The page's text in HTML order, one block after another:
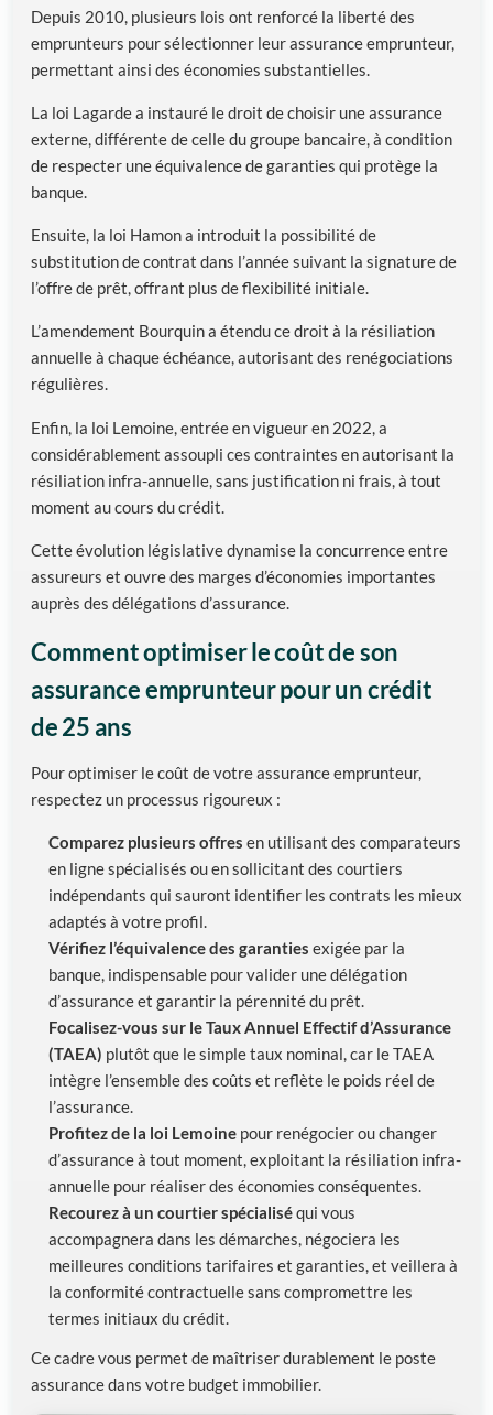
Depuis 2010, plusieurs lois ont renforcé la liberté des
emprunteurs pour sélectionner leur assurance emprunteur,
permettant ainsi des économies substantielles.
La loi Lagarde a instauré le droit de choisir une assurance
externe, différente de celle du groupe bancaire, à condition
de respecter une équivalence de garanties qui protège la
banque.
Ensuite, la loi Hamon a introduit la possibilité de
substitution de contrat dans l’année suivant la signature de
l’offre de prêt, offrant plus de flexibilité initiale.
L’amendement Bourquin a étendu ce droit à la résiliation
annuelle à chaque échéance, autorisant des renégociations
régulières.
Enfin, la loi Lemoine, entrée en vigueur en 2022, a
considérablement assoupli ces contraintes en autorisant la
résiliation infra-annuelle, sans justification ni frais, à tout
moment au cours du crédit.
Cette évolution législative dynamise la concurrence entre
assureurs et ouvre des marges d’économies importantes
auprès des délégations d’assurance.
Comment optimiser le coût de son
assurance emprunteur pour un crédit
de 25 ans
Pour optimiser le coût de votre assurance emprunteur,
respectez un processus rigoureux :
Comparez plusieurs offres en utilisant des comparateurs
en ligne spécialisés ou en sollicitant des courtiers
indépendants qui sauront identifier les contrats les mieux
adaptés à votre profil.
Vérifiez l’équivalence des garanties exigée par la
banque, indispensable pour valider une délégation
d’assurance et garantir la pérennité du prêt.
Focalisez-vous sur le Taux Annuel Effectif d’Assurance
(TAEA) plutôt que le simple taux nominal, car le TAEA
intègre l’ensemble des coûts et reflète le poids réel de
l’assurance.
Profitez de la loi Lemoine pour renégocier ou changer
d’assurance à tout moment, exploitant la résiliation infra-
annuelle pour réaliser des économies conséquentes.
Recourez à un courtier spécialiséqui vous
accompagnera dans les démarches, négociera les
meilleures conditions tarifaires et garanties, et veillera à
la conformité contractuelle sans compromettre les
termes initiaux du crédit.
Ce cadre vous permet de maîtriser durablement le poste
assurance dans votre budget immobilier.